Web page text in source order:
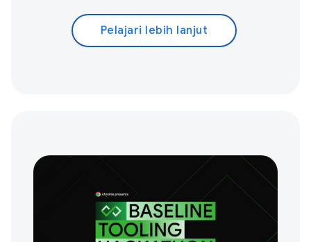
Pelajari lebih lanjut